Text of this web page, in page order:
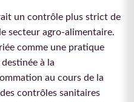
un contrôle plus strict de
secteur agro-alimentaire.
comme une pratique
à la
au cours de la
contrôles sanitaires